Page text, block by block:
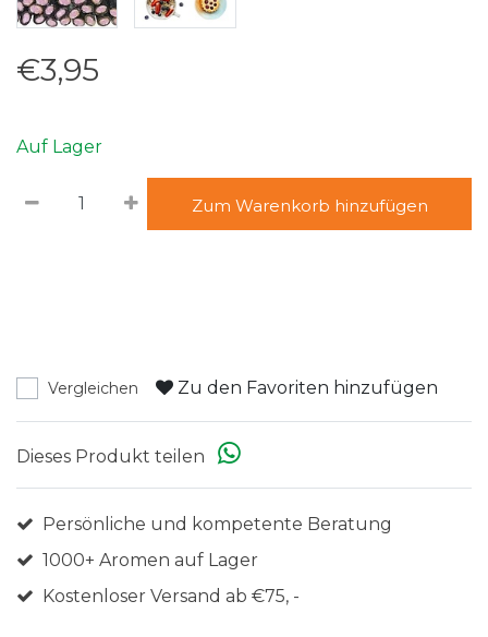
€3,95
Auf Lager
Zum Warenkorb hinzufügen
Vergleichen Zu den Favoriten hinzufügen
Dieses Produkt teilen
Persönliche und kompetente Beratung
1000+ Aromen auf Lager
Kostenloser Versand ab €75, -